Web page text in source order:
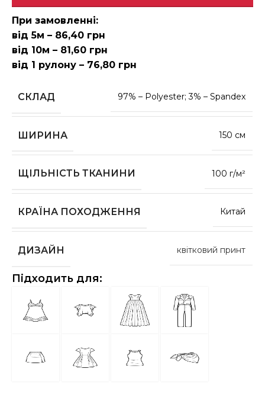
При замовленні:
від 5м – 86,40 грн
від 10м – 81,60 грн
від 1 рулону – 76,80 грн
СКЛАД 97% – Polyester; 3% – Spandex
ШИРИНА 150 см
ЩІЛЬНІСТЬ ТКАНИНИ 100 г/м²
КРАЇНА ПОХОДЖЕННЯ Китай
ДИЗАЙН квітковий принт
Підходить для: